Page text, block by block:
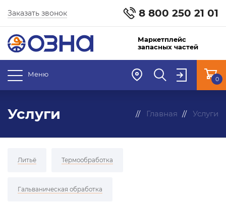
8 800 250 21 01
Заказать звонок
Маркетплейс
запасных частей
Меню
0
Услуги Главная Услуги
Литьё Термообработка
Гальваническая обработка